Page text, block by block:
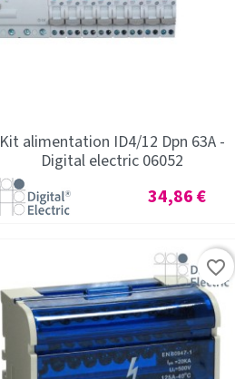
Kit alimentation ID4/12 Dpn 63A -
Digital electric 06052
Prix
34,86 €
favorite_border